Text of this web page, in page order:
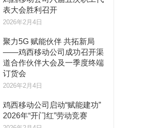
表大会胜利召开
2026年2月4日
聚力5G 赋能伙伴 共拓新局
——鸡西移动公司成功召开渠
道合作伙伴大会及一季度终端
订货会
2026年2月4日
鸡西移动公司启动“赋能建功”
2026年“开门红”劳动竞赛